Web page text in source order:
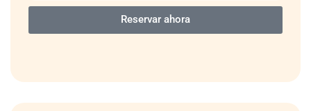
Reservar ahora